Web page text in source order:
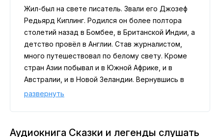
Жил-был на свете писатель. Звали его Джозеф
Редьярд Киплинг. Родился он более полтора
столетий назад в Бомбее, в Британской Индии, а
детство провёл в Англии. Став журналистом,
много путешествовал по белому свету. Кроме
стран Азии побывал и в Южной Африке, и в
Австралии, и в Новой Зеландии. Вернувшись в
Англию, писатель женился, и у него родились
Они задавали папе столько разных вопросов!
развернуть
Аудиокнига Сказки и легенды слушать